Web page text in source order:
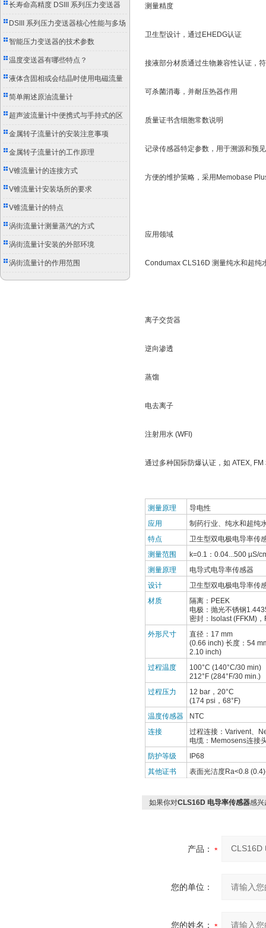
长寿命高精度 DSIII 系列压力变送器
成工业测控优选
DSIII 系列压力变送器核心性能与多场
景应用实践
智能压力变送器的技术参数
温度变送器有哪些特点？
液体含固相或会结晶时使用电磁流量
计的注意事项
简单阐述原油流量计
超声波流量计中便携式与手持式的区
别
金属转子流量计的安装注意事项
金属转子流量计的工作原理
V锥流量计的连接方式
V锥流量计安装场所的要求
V锥流量计的特点
涡街流量计测量蒸汽的方式
涡街流量计安装的外部环境
涡街流量计的作用范围
测量精度
卫生型设计，通过EHEDG认证
接液部分材质通过生物兼容性认证，
可杀菌消毒，并耐压热器作用
质量证书含细胞常数说明
记录传感器特定参数，用于溯源和预
方便的维护策略，采用Memobase
应用领域
Condumax CLS16D 测量纯水和超纯
离子交货器
逆向渗透
蒸馏
电去离子
注射用水 (WFI)
通过多种国际防爆认证，如 ATEX,
测量原理
导电性
应用
制药行业、纯水和超纯
特点
卫生型双电极电导率传
测量范围
k=0.1：0.04...500 µS/
测量原理
电导式电导率传感器
设计
卫生型双电极电导率传
材质
隔离：PEEK
电极：抛光不锈钢
密封：Isolast (FFKM)
外形尺寸
直径：17 mm
(0.66 inch) 长度：54
2.10 inch)
过程温度
100°C (140°C/30 min)
212°F (284°F/30 min.)
过程压力
12 bar，20°C
(174 psi，68°F)
温度传感器
NTC
连接
过程连接：Varivent、
电缆：Memosens连接
防护等级
IP68
其他证书
表面光洁度Ra<0.8
如果你对CLS16D 电导率传感器感兴
产品：
您的单位：
您的姓名：